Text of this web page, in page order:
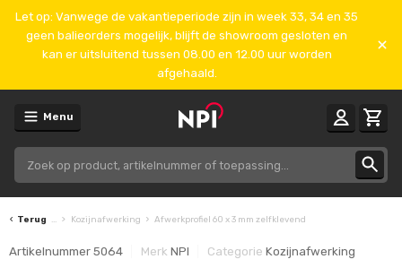
Let op: Vanwege de vakantieperiode zijn in week 33, 34 en 35
geen balieorders mogelijk, blijft de showroom gesloten en
kan er uitsluitend tussen 08.00 en 12.00 uur worden
afgehaald.
Menu
Terug Kozijnafwerking Afwerkprofiel 60 x 3 mm zelfklevend
Artikelnummer 5064 Merk NPI Categorie Kozijnafwerking